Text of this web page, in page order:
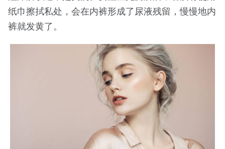
纸巾擦拭私处，会在内裤形成了尿液残留，慢慢地内
裤就发黄了。